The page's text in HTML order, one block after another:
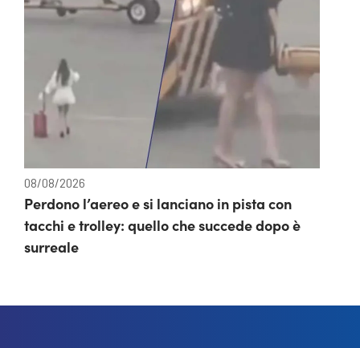
08/08/2026
Perdono l’aereo e si lanciano in pista con
tacchi e trolley: quello che succede dopo è
surreale